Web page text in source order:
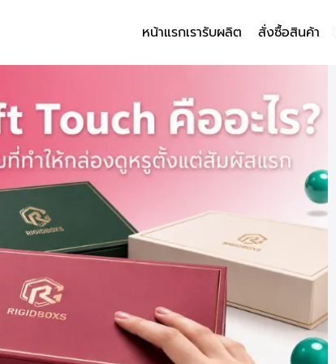
หน้าแรกเรารับผลิต สั่งซื้อสินค้า